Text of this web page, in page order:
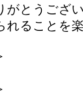
がとうござ
れることを